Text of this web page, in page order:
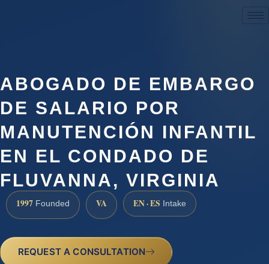
ABOGADO DE EMBARGO
DE SALARIO POR
MANUTENCIÓN INFANTIL
EN EL CONDADO DE
FLUVANNA, VIRGINIA
1997 Founded VA EN · ES Intake
REQUEST A CONSULTATION